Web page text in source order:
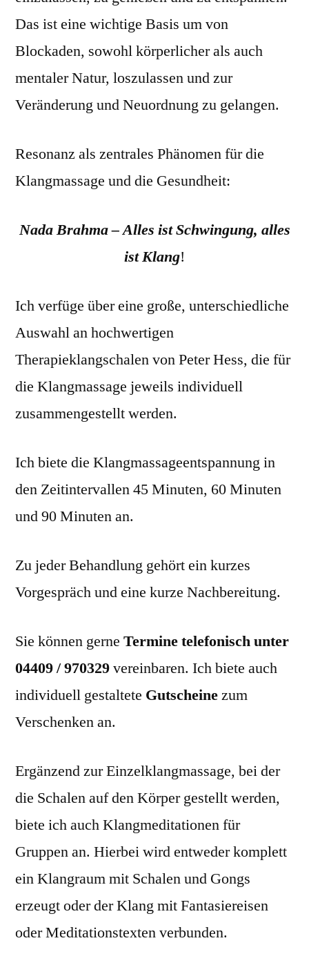
Das ist eine wichtige Basis um von
Blockaden, sowohl körperlicher als auch
mentaler Natur, loszulassen und zur
Veränderung und Neuordnung zu gelangen.
Resonanz als zentrales Phänomen für die
Klangmassage und die Gesundheit:
Nada Brahma – Alles ist Schwingung, alles
ist Klang!
Ich verfüge über eine große, unterschiedliche
Auswahl an hochwertigen
Therapieklangschalen von Peter Hess, die für
die Klangmassage jeweils individuell
zusammengestellt werden.
Ich biete die Klangmassageentspannung in
den Zeitintervallen 45 Minuten, 60 Minuten
und 90 Minuten an.
Zu jeder Behandlung gehört ein kurzes
Vorgespräch und eine kurze Nachbereitung.
Sie können gerne Termine telefonisch unter
04409 / 970329vereinbaren. Ich biete auch
individuell gestaltete Gutscheinezum
Verschenken an.
Ergänzend zur Einzelklangmassage, bei der
die Schalen auf den Körper gestellt werden,
biete ich auch Klangmeditationen für
Gruppen an. Hierbei wird entweder komplett
ein Klangraum mit Schalen und Gongs
erzeugt oder der Klang mit Fantasiereisen
oder Meditationstexten verbunden.